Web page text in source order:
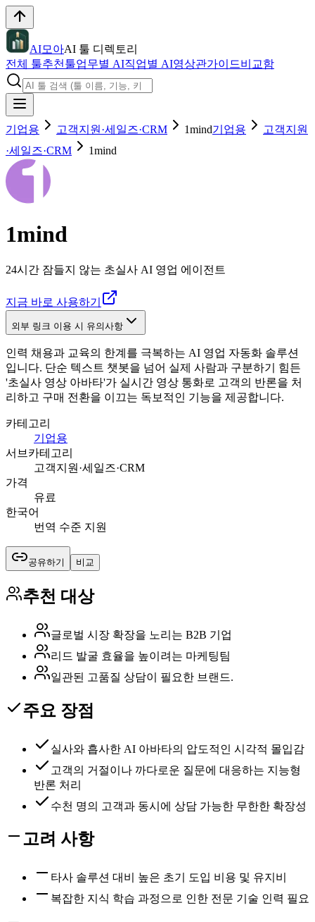
AI모아AI 툴 디렉토리
전체 툴추천툴업무별 AI직업별 AI영상관가이드비교함
기업용 고객지원·세일즈·CRM 1mind기업용
고객지원
·세일즈·CRM
1mind
1mind
24시간 잠들지 않는 초실사 AI 영업 에이전트
지금 바로 사용하기
외부 링크 이용 시 유의사항
인력 채용과 교육의 한계를 극복하는 AI 영업 자동화 솔루션
입니다. 단순 텍스트 챗봇을 넘어 실제 사람과 구분하기 힘든
'초실사 영상 아바타'가 실시간 영상 통화로 고객의 반론을 처
리하고 구매 전환을 이끄는 독보적인 기능을 제공합니다.
카테고리
기업용
서브카테고리
고객지원·세일즈·CRM
가격
유료
한국어
번역 수준 지원
공유하기 비교
추천 대상
글로벌 시장 확장을 노리는 B2B 기업
리드 발굴 효율을 높이려는 마케팅팀
일관된 고품질 상담이 필요한 브랜드.
주요 장점
실사와 흡사한 AI 아바타의 압도적인 시각적 몰입감
고객의 거절이나 까다로운 질문에 대응하는 지능형
반론 처리
수천 명의 고객과 동시에 상담 가능한 무한한 확장성
고려 사항
타사 솔루션 대비 높은 초기 도입 비용 및 유지비
복잡한 지식 학습 과정으로 인한 전문 기술 인력 필요